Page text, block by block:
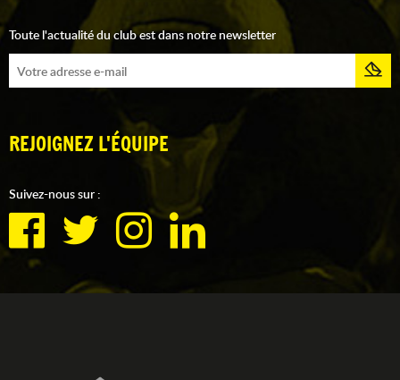
Toute l'actualité du club est dans notre newsletter
REJOIGNEZ L'ÉQUIPE
Suivez-nous sur :